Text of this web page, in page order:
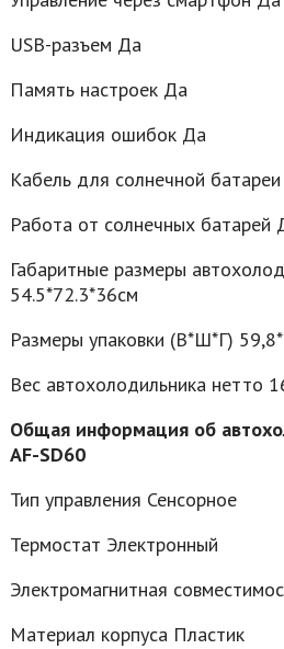
USB-разъем Да
Память настроек Да
Индикация ошибок Да
Кабель для солнечной
Работа от солнечных батарей
Габаритные размеры
54.5*72.3*36см
Размеры упаковки (В*Ш*Г)
Вес автохолодильника нетто
Общая информация об
AF-SD60
Тип управления Сенсорное
Термостат Электронный
Электромагнитная
Материал корпуса Пластик